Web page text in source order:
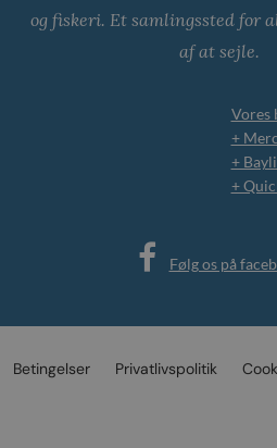
og fiskeri. Et samlingssted for
af at sejle.
Vores
+
+
+
Følg os på
Betingelser Privatlivspolitik